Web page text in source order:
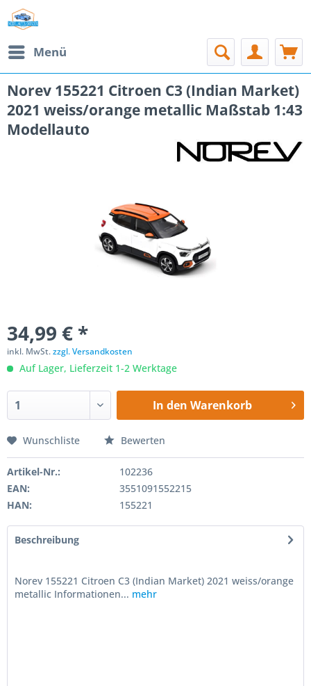
Menü
Norev 155221 Citroen C3 (Indian Market)
2021 weiss/orange metallic Maßstab 1:43
Modellauto
34,99 € *
inkl. MwSt.zzgl. Versandkosten
Auf Lager, Lieferzeit 1-2 Werktage
In den Warenkorb
Wunschliste Bewerten
Artikel-Nr.:
102236
EAN:
3551091552215
HAN:
155221
Beschreibung
Norev 155221 Citroen C3 (Indian Market) 2021 weiss/orange
metallic Informationen... mehr